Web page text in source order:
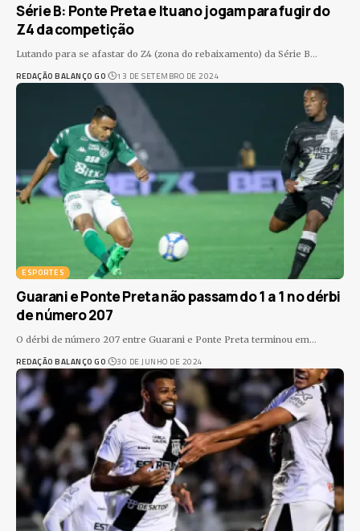
Série B: Ponte Preta e Ituano jogam para fugir do
Z4 da competição
Lutando para se afastar do Z4 (zona do rebaixamento) da Série B…
REDAÇÃO BALANÇO GO 13 DE SETEMBRO DE 2024
ESPORTES
Guarani e Ponte Preta não passam do 1 a 1 no dérbi
de número 207
O dérbi de número 207 entre Guarani e Ponte Preta terminou em…
REDAÇÃO BALANÇO GO 30 DE JUNHO DE 2024